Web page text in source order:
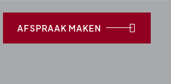
AFSPRAAK MAKEN